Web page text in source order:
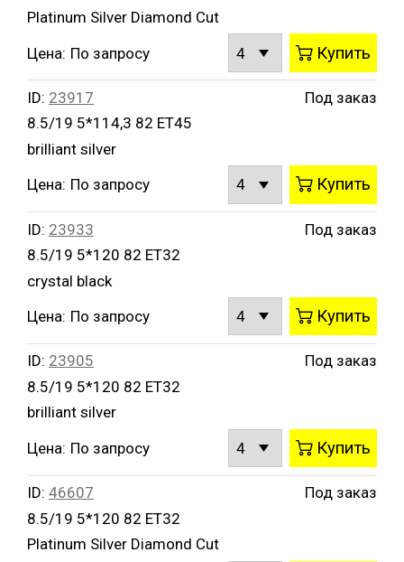
Platinum Silver Diamond Cut
Цена: По запросу Купить
ID: 23917
8.5/19 5*114,3 82 ET45
brilliant silver
Под заказ
Цена: По запросу Купить
ID: 23933
8.5/19 5*120 82 ET32
crystal black
Под заказ
Цена: По запросу Купить
ID: 23905
8.5/19 5*120 82 ET32
brilliant silver
Под заказ
Цена: По запросу Купить
ID: 46607
8.5/19 5*120 82 ET32
Platinum Silver Diamond Cut
Под заказ